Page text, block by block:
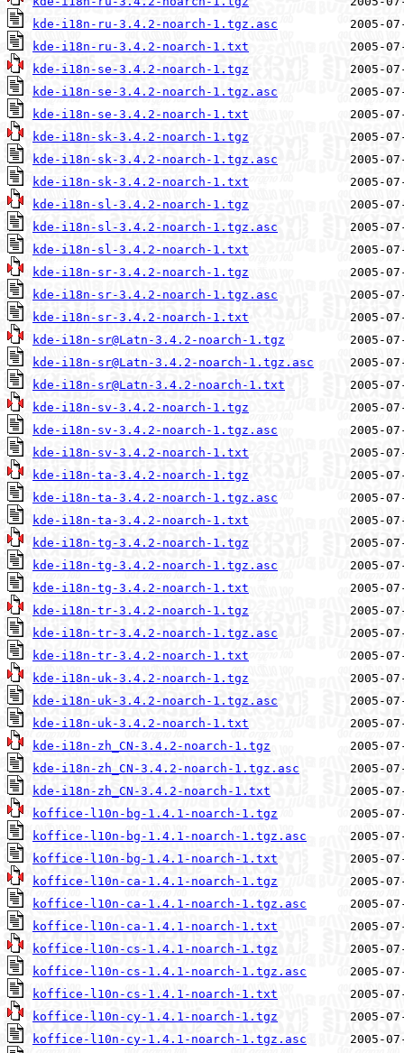
kde-i18n-ru-3.4.2-noarch-1.tgz.asc
kde-i18n-ru-3.4.2-noarch-1.txt
kde-i18n-se-3.4.2-noarch-1.tgz
kde-i18n-se-3.4.2-noarch-1.tgz.asc
kde-i18n-se-3.4.2-noarch-1.txt
kde-i18n-sk-3.4.2-noarch-1.tgz
kde-i18n-sk-3.4.2-noarch-1.tgz.asc
kde-i18n-sk-3.4.2-noarch-1.txt
kde-i18n-sl-3.4.2-noarch-1.tgz
kde-i18n-sl-3.4.2-noarch-1.tgz.asc
kde-i18n-sl-3.4.2-noarch-1.txt
kde-i18n-sr-3.4.2-noarch-1.tgz
kde-i18n-sr-3.4.2-noarch-1.tgz.asc
kde-i18n-sr-3.4.2-noarch-1.txt
kde-i18n-sr@Latn-3.4.2-noarch-1.tgz
kde-i18n-sr@Latn-3.4.2-noarch-1.tgz.asc
kde-i18n-sr@Latn-3.4.2-noarch-1.txt
kde-i18n-sv-3.4.2-noarch-1.tgz
kde-i18n-sv-3.4.2-noarch-1.tgz.asc
kde-i18n-sv-3.4.2-noarch-1.txt
kde-i18n-ta-3.4.2-noarch-1.tgz
kde-i18n-ta-3.4.2-noarch-1.tgz.asc
kde-i18n-ta-3.4.2-noarch-1.txt
kde-i18n-tg-3.4.2-noarch-1.tgz
kde-i18n-tg-3.4.2-noarch-1.tgz.asc
kde-i18n-tg-3.4.2-noarch-1.txt
kde-i18n-tr-3.4.2-noarch-1.tgz
kde-i18n-tr-3.4.2-noarch-1.tgz.asc
kde-i18n-tr-3.4.2-noarch-1.txt
kde-i18n-uk-3.4.2-noarch-1.tgz
kde-i18n-uk-3.4.2-noarch-1.tgz.asc
kde-i18n-uk-3.4.2-noarch-1.txt
kde-i18n-zh_CN-3.4.2-noarch-1.tgz
kde-i18n-zh_CN-3.4.2-noarch-1.tgz.asc
kde-i18n-zh_CN-3.4.2-noarch-1.txt
koffice-l10n-bg-1.4.1-noarch-1.tgz
koffice-l10n-bg-1.4.1-noarch-1.tgz.asc
koffice-l10n-bg-1.4.1-noarch-1.txt
koffice-l10n-ca-1.4.1-noarch-1.tgz
koffice-l10n-ca-1.4.1-noarch-1.tgz.asc
koffice-l10n-ca-1.4.1-noarch-1.txt
koffice-l10n-cs-1.4.1-noarch-1.tgz
koffice-l10n-cs-1.4.1-noarch-1.tgz.asc
koffice-l10n-cs-1.4.1-noarch-1.txt
koffice-l10n-cy-1.4.1-noarch-1.tgz
koffice-l10n-cy-1.4.1-noarch-1.tgz.asc